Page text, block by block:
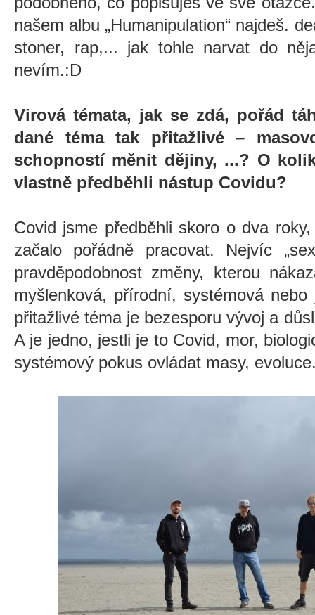
našem albu „Humanipulation“ najdeš.
stoner, rap,... jak tohle narvat do
nevím.:D
Virová témata, jak se zdá, pořád
dané téma tak přitažlivé –
schopností měnit dějiny, ...? O
vlastně předběhli nástup Covidu?
Covid jsme předběhli skoro o dva
začalo pořádně pracovat. Nejvíc „
pravděpodobnost změny, kterou
myšlenková, přírodní, systémová
přitažlivé téma je bezesporu vývoj a
A je jedno, jestli je to Covid, mor,
systémový pokus ovládat masy,